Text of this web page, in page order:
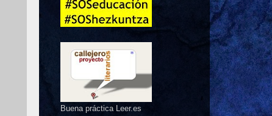
Buena práctica Leer.es